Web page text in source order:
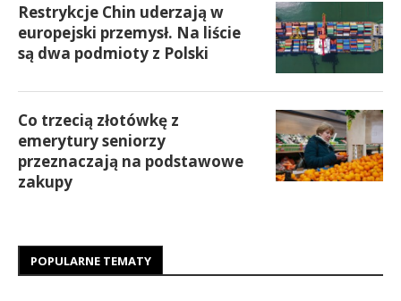
Restrykcje Chin uderzają w
europejski przemysł. Na liście
są dwa podmioty z Polski
Co trzecią złotówkę z
emerytury seniorzy
przeznaczają na podstawowe
zakupy
POPULARNE TEMATY